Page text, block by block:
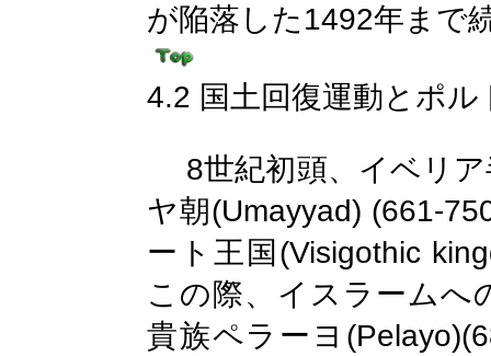
が陥落した1492年まで
4.2 国土回復運動とポ
8世紀初頭、イベリ
ヤ朝(Umayyad) (661-
ート王国 (Visigothic
この際、イスラームへ
貴族ペラーヨ